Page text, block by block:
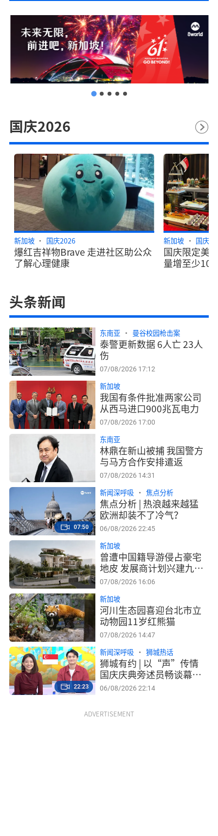
国庆2026
爆红吉祥物Brave 走进社区助公众
了解心理健康
新加坡 国庆2026
国庆限定美
量增至少
新加坡 国庆
头条新闻
泰警更新数据 6人亡 23人
伤
东南亚 曼谷校园枪击案
07/08/2026 17:12
我国有条件批准两家公司
从西马进口900兆瓦电力
新加坡
07/08/2026 17:00
林鼎在新山被捕 我国警方
与马方合作安排遣返
东南亚
07/08/2026 14:31
焦点分析 | 热浪越来越猛
欧洲却装不了冷气？
新闻深呼吸 焦点分析
06/08/2026 22:45
07:50
曾遭中国籍导游侵占豪宅
地皮 发展商计划兴建九栋
洋房售价700万元起跳
新加坡
07/08/2026 16:06
河川生态园喜迎台北市立
动物园11岁红熊猫
新加坡
07/08/2026 14:47
狮城有约 | 以“声”传情
国庆庆典旁述员畅谈幕后
工作
新闻深呼吸 狮城热话
06/08/2026 22:14
22:23
ADVERTISEMENT